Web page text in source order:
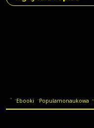
Ebooki Popularnonaukowa